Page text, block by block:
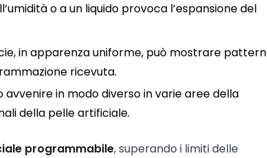
o a un liquido provoca l’espansione del
in apparenza uniforme, può mostrare pattern
ricevuta.
avvenire in modo diverso in varie aree della
della pelle artificiale.
programmabile, superando i limiti delle